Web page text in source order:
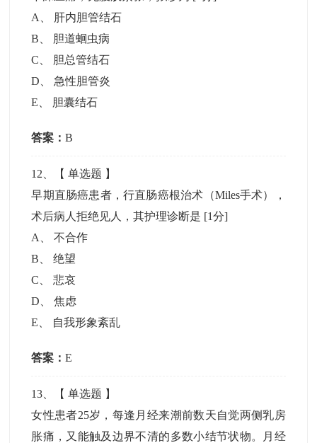
A
肝内胆管结石
B
胆道蛔虫病
C
胆总管结石
D
急性胆管炎
E
胆囊结石
答案：B
12 、【单选题 】
早期直肠癌患者，行直肠癌根治术（Miles手术），
术后病人拒绝见人，其护理诊断是 [1分]
A
、不合作
B 、绝望
C 、悲哀
D 、焦虑
E
自我形象紊乱
答案：E
13 、【单选题 】
女性患者25岁，每逢月经来潮前数天自觉两侧乳房
胀痛，又能触及边界不清的多数小结节状物。月经